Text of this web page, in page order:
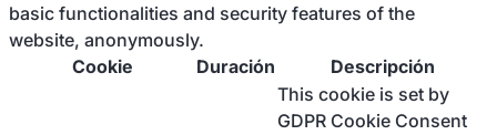
basic functionalities and security features of the
website, anonymously.
Cookie
Duración Descripción
This cookie is set by
GDPR Cookie Consent